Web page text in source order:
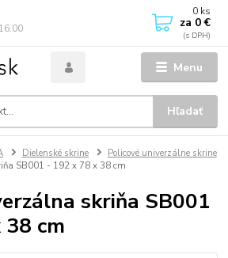
Menu
Hľadať
0 ks
za 0 €
Dielenské skrine
Policové univerzálne skrine
SB001 - 192 x 78 x 38 cm
skriňa SB001
cm